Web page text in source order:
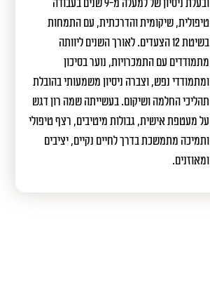
ובעלת ניסיון של למעלה מ-9 שנים בעבודה
טיפולית, שיקומית והדרכתית, עם התמחות
בשיטת 12 הצעדים. לאורך השנים ליוותה
מתמודדים עם התמכרויות, נוער בסיכון
ומתמודדי נפש, וצברה ניסיון משמעותי בהובלת
תהליכי החלמה ושיקום. בעשייתה שמה רון דגש
על מעטפת אישית, גבולות מיטיבים, רצף טיפולי
ותמיכה מתמשכת בדרך לחיים נקיים, יציבים
ומאוזנים.